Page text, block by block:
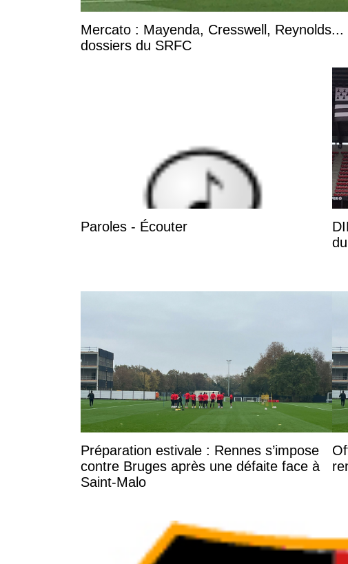
Mercato : Mayenda, Cresswell,
dossiers du SRFC
Paroles - Écouter
Préparation estivale : Rennes s’impose
contre Bruges après une défaite face à
Saint-Malo